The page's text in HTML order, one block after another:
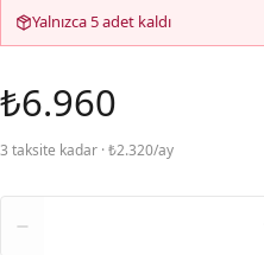
Yalnızca 5 adet kaldı
₺6.960
3 taksite kadar · ₺2.320/ay